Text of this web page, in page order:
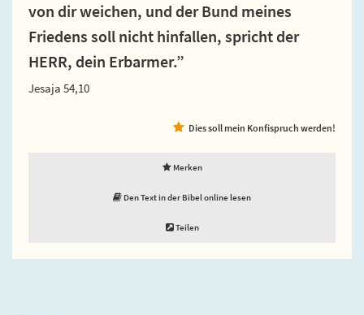
von dir weichen, und der Bund meines
Friedens soll nicht hinfallen, spricht der
HERR, dein Erbarmer.”
Jesaja 54,10
Dies soll mein Konfispruch werden!
Merken
Den Text in der Bibel online lesen
Teilen